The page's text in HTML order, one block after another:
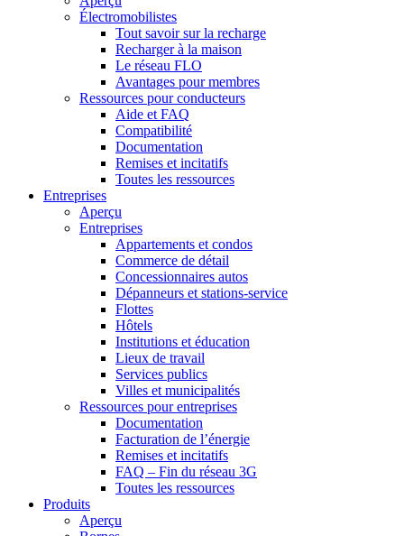
Électromobilistes
Tout savoir sur la recharge
Recharger à la maison
Le réseau FLO
Avantages pour membres
Ressources pour conducteurs
Aide et FAQ
Compatibilité
Documentation
Remises et incitatifs
Toutes les ressources
Entreprises
Aperçu
Entreprises
Appartements et condos
Commerce de détail
Concessionnaires autos
Dépanneurs et stations-service
Flottes
Hôtels
Institutions et éducation
Lieux de travail
Services publics
Villes et municipalités
Ressources pour entreprises
Documentation
Facturation de l’énergie
Remises et incitatifs
FAQ – Fin du réseau 3G
Toutes les ressources
Produits
Aperçu